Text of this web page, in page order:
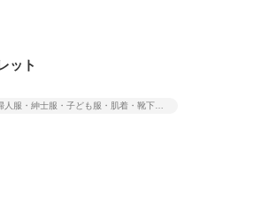
ット
婦人服・紳士服・子ども服・肌着・靴下・服飾雑貨・スリッパ・シューズ・インテリア雑貨・寝具